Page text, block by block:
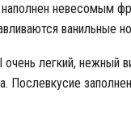
невесомым
ванильные
очень легкий,
Послевкусие